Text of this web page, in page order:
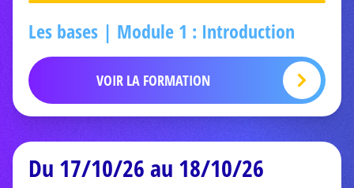
Les bases | Module 1 : Introduction
VOIR LA FORMATION
Du 17/10/26 au 18/10/26